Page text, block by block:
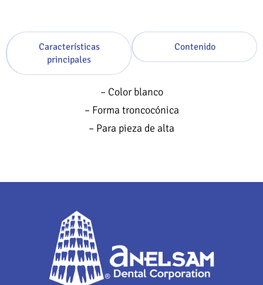
Características
principales
Contenido
– Color blanco
– Forma troncocónica
– Para pieza de alta